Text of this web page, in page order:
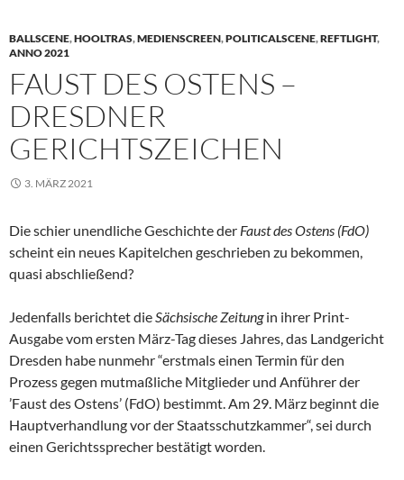
BALLSCENE,HOOLTRAS,MEDIENSCREEN,POLITICALSCENE,REFTLIGHT,
ANNO 2021
FAUST DES OSTENS –
DRESDNER
GERICHTSZEICHEN
3. MÄRZ 2021
Die schier unendliche Geschichte der Faust des Ostens (FdO)
scheint ein neues Kapitelchen geschrieben zu bekommen,
quasi abschließend?
Jedenfalls berichtet dieSächsische Zeitungin ihrer Print-
Ausgabe vom ersten März-Tag dieses Jahres, das Landgericht
Dresden habe nunmehr “erstmals einen Termin für den
Prozess gegen mutmaßliche Mitglieder und Anführer der
’Faust des Ostens’ (FdO) bestimmt. Am 29. März beginnt die
Hauptverhandlung vor der Staatsschutzkammer“, sei durch
einen Gerichtssprecher bestätigt worden.